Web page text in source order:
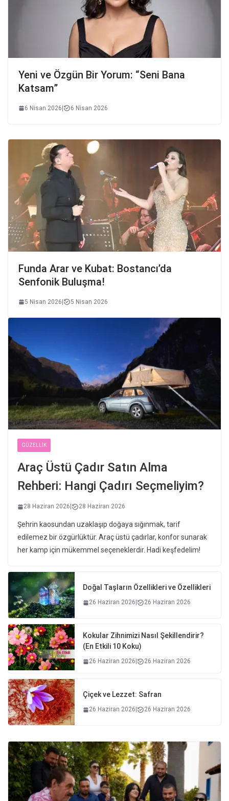
Yeni ve Özgün Bir Yorum: “Seni Bana
Katsam”
6 Nisan 2026| 6 Nisan 2026
Funda Arar ve Kubat: Bostancı’da
Senfonik Buluşma!
5 Nisan 2026| 5 Nisan 2026
GÜZELLIK
Araç Üstü Çadır Satın Alma
Rehberi: Hangi Çadırı Seçmeliyim?
28 Haziran 2026 28 Haziran 2026
Şehrin kaosundan uzaklaşıp doğaya sığınmak, tarif
edilemez bir özgürlüktür. Araç üstü çadırlar, konfor sunarak
her kamp için mükemmel seçeneklerdir. Hadi keşfedelim!
Doğal Taşların Özellikleri ve Özellikleri
26 Haziran 2026 26 Haziran 2026
Kokular Zihnimizi Nasıl Şekillendirir?
(En Etkili 10 Koku)
26 Haziran 2026 26 Haziran 2026
Çiçek ve Lezzet: Safran
26 Haziran 2026 26 Haziran 2026